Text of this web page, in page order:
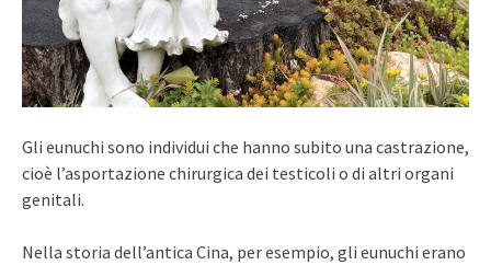
Gli eunuchi sono individui che hanno subito una castrazione,
cioè l’asportazione chirurgica dei testicoli o di altri organi
genitali.
Nella storia dell’antica Cina, per esempio, gli eunuchi erano